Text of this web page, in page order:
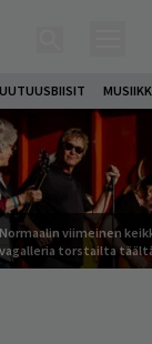
UUTUUSBIISIT
viimeinen
torstailta